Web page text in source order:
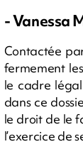
- Vanessa
Contactée
fermement
le cadre
dans ce
le droit de le
l’exercice de